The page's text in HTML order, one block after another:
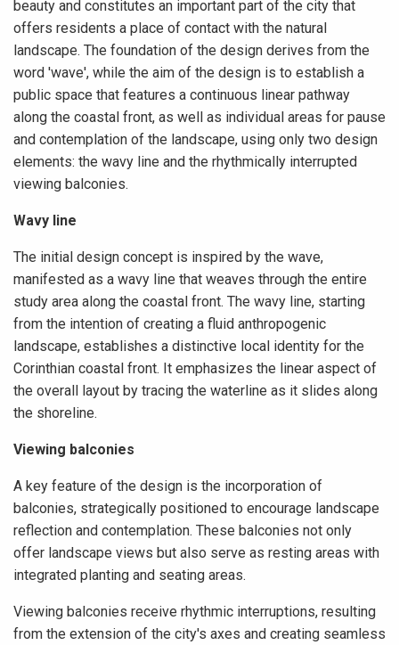
beauty and constitutes an important part of the city that
offers residents a place of contact with the natural
landscape. The foundation of the design derives from the
word 'wave', while the aim of the design is to establish a
public space that features a continuous linear pathway
along the coastal front, as well as individual areas for pause
and contemplation of the landscape, using only two design
elements: the wavy line and the rhythmically interrupted
viewing balconies.
Wavy line
The initial design concept is inspired by the wave,
manifested as a wavy line that weaves through the entire
study area along the coastal front. The wavy line, starting
from the intention of creating a fluid anthropogenic
landscape, establishes a distinctive local identity for the
Corinthian coastal front. It emphasizes the linear aspect of
the overall layout by tracing the waterline as it slides along
the shoreline.
Viewing balconies
A key feature of the design is the incorporation of
balconies, strategically positioned to encourage landscape
reflection and contemplation. These balconies not only
offer landscape views but also serve as resting areas with
integrated planting and seating areas.
Viewing balconies receive rhythmic interruptions, resulting
from the extension of the city's axes and creating seamless